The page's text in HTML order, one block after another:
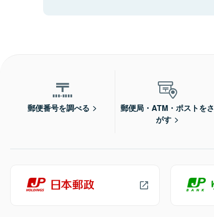
郵便番号を調べる
郵便局・ATM・ポストをさ
がす